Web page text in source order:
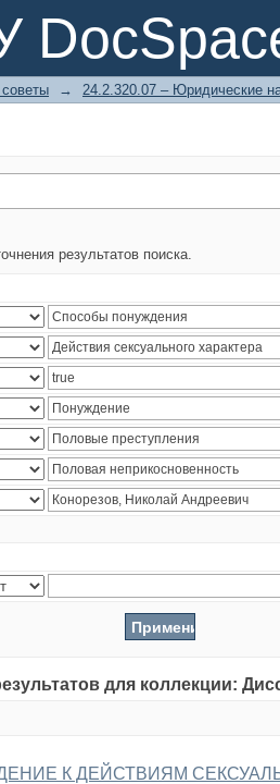
→ 24.2.320.07 – Юридические
результатов поиска.
для коллекции:
К ДЕЙСТВИЯМ